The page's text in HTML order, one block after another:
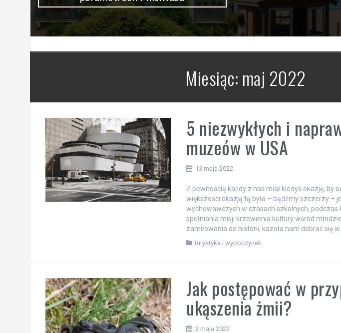
Miesiąc: maj 2022
5 niezwykłych i
muzeów w USA
13 maja 2022
Z pewnością każdy z nas miał kiedyś okazję, by
większości okazją tą była – bądźmy szczerzy –
wychowawczych w czasach szkolnych,
spełniania misji krzewienia kultury wśród
zamiłowania do historii, kazała nam dobrać się
Turystyka i wypoczynek
Jak postępować w
ukąszenia żmii?
2 maja 2022